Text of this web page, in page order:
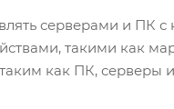
серверами и ПК
такими как
как ПК, серверы